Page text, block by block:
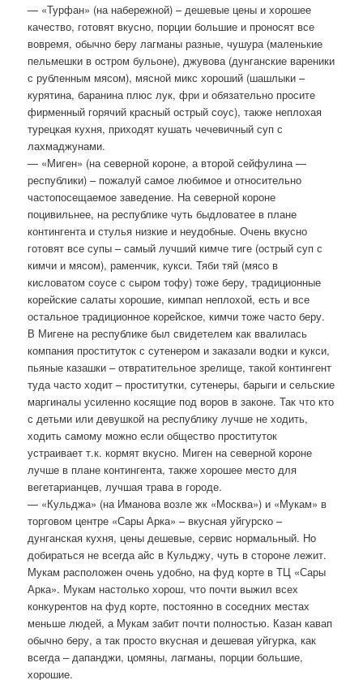
— «Турфан» (на набережной) – дешевые цены и хорошее
качество, готовят вкусно, порции большие и проносят все
вовремя, обычно беру лагманы разные, чушура (маленькие
пельмешки в остром бульоне), джувова (дунганские вареники
с рубленным мясом), мясной микс хороший (шашлыки –
курятина, баранина плюс лук, фри и обязательно просите
фирменный горячий красный острый соус), также неплохая
турецкая кухня, приходят кушать чечевичный суп с
лахмаджунами.
— «Миген» (на северной короне, а второй сейфулина —
республики) – пожалуй самое любимое и относительно
частопосещаемое заведение. На северной короне
поцивильнее, на республике чуть быдловатее в плане
контингента и стулья низкие и неудобные. Очень вкусно
готовят все супы – самый лучший кимче тиге (острый суп с
кимчи и мясом), раменчик, кукси. Тяби тяй (мясо в
кисловатом соусе с сыром тофу) тоже беру, традиционные
корейские салаты хорошие, кимпап неплохой, есть и все
остальное традиционное корейское, кимчи тоже часто беру.
В Мигене на республике был свидетелем как ввалилась
компания проституток с сутенером и заказали водки и кукси,
пьяные казашки – отвратительное зрелище, такой контингент
туда часто ходит – проститутки, сутенеры, барыги и сельские
маргиналы усиленно косящие под воров в законе. Так что кто
с детьми или девушкой на республику лучше не ходить,
ходить самому можно если общество проституток
устраивает т.к. кормят вкусно. Миген на северной короне
лучше в плане контингента, также хорошее место для
вегетарианцев, лучшая трава в городе.
— «Кульджа» (на Иманова возле жк «Москва») и «Мукам» в
торговом центре «Сары Арка» – вкусная уйгурско –
дунганская кухня, цены дешевые, сервис нормальный. Но
добираться не всегда айс в Кульджу, чуть в стороне лежит.
Мукам расположен очень удобно, на фуд корте в ТЦ «Сары
Арка». Мукам настолько хорош, что почти выжил всех
конкурентов на фуд корте, постоянно в соседних местах
меньше людей, а Мукам забит почти полностью. Казан кавап
обычно беру, а так просто вкусная и дешевая уйгурка, как
всегда – дапанджи, цомяны, лагманы, порции большие,
хорошие.